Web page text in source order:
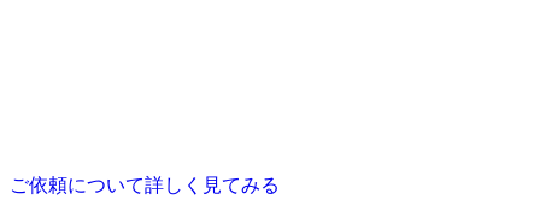
ご依頼について詳しく見てみる